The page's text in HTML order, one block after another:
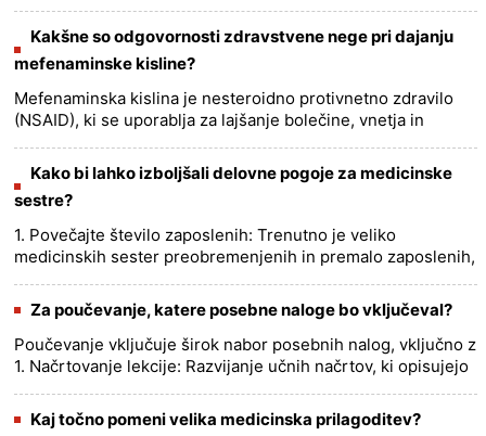
ima š......
more >>
Kakšne so odgovornosti zdravstvene nege pri dajanju
mefenaminske kisline?
Mefenaminska kislina je nesteroidno protivnetno zdravilo
(NSAID), ki se uporablja za lajšanje bolečine, vnetja in
artr......
more >>
Kako bi lahko izboljšali delovne pogoje za medicinske
sestre?
1. Povečajte število zaposlenih: Trenutno je veliko
medicinskih sester preobremenjenih in premalo zaposlenih,
medicinskih......
more >>
Za poučevanje, katere posebne naloge bo vključeval?
Poučevanje vključuje širok nabor posebnih nalog, vključno z:
1. Načrtovanje lekcije: Razvijanje učnih načrtov, ki opisujejo
lekcijo.......
more >>
Kaj točno pomeni velika medicinska prilagoditev?